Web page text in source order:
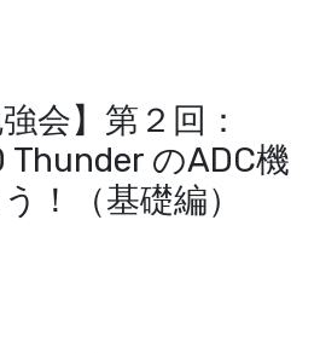
会】第２回：
Thunder のADC機
！（基礎編）